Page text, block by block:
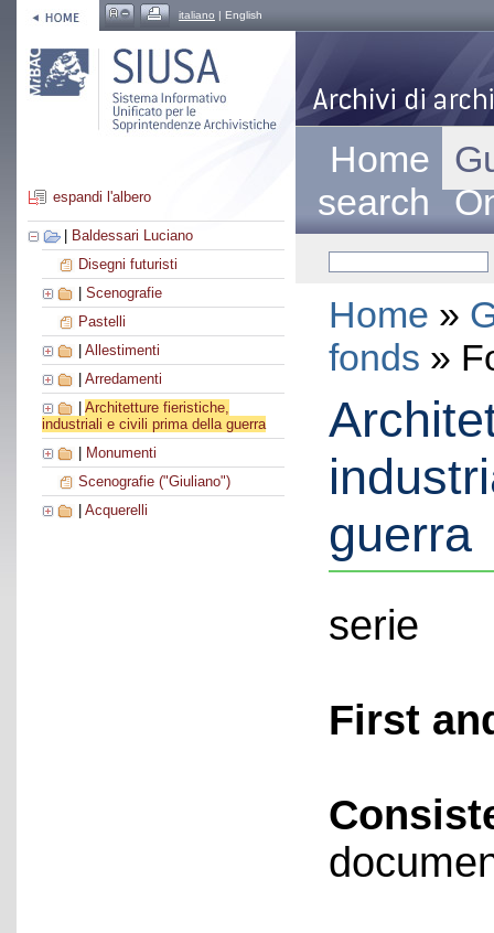
italiano | English
espandi l'albero
Baldessari Luciano
Disegni futuristi
Scenografie
Pastelli
Allestimenti
Arredamenti
Architetture fieristiche,
industriali e civili prima della guerra
Monumenti
Scenografie ("Giuliano")
Acquerelli
Home
search
Home »
fonds »
guerra
serie
First